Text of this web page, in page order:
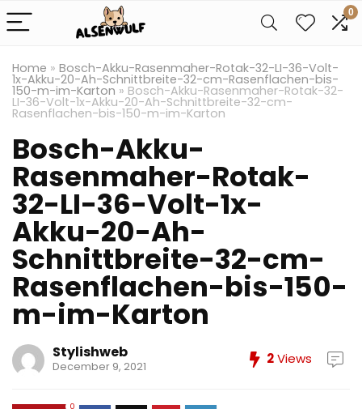
0
Home » Bosch-Akku-Rasenmaher-Rotak-32-LI-36-Volt-
1x-Akku-20-Ah-Schnittbreite-32-cm-Rasenflachen-bis-
150-m-im-Karton » Bosch-Akku-Rasenmaher-Rotak-32-
LI-36-Volt-1x-Akku-20-Ah-Schnittbreite-32-cm-
Rasenflachen-bis-150-m-im-Karton
Bosch-Akku-
Rasenmaher-Rotak-
32-LI-36-Volt-1x-
Akku-20-Ah-
Schnittbreite-32-cm-
Rasenflachen-bis-150-
m-im-Karton
Stylishweb
December 9, 2021 2Views
0